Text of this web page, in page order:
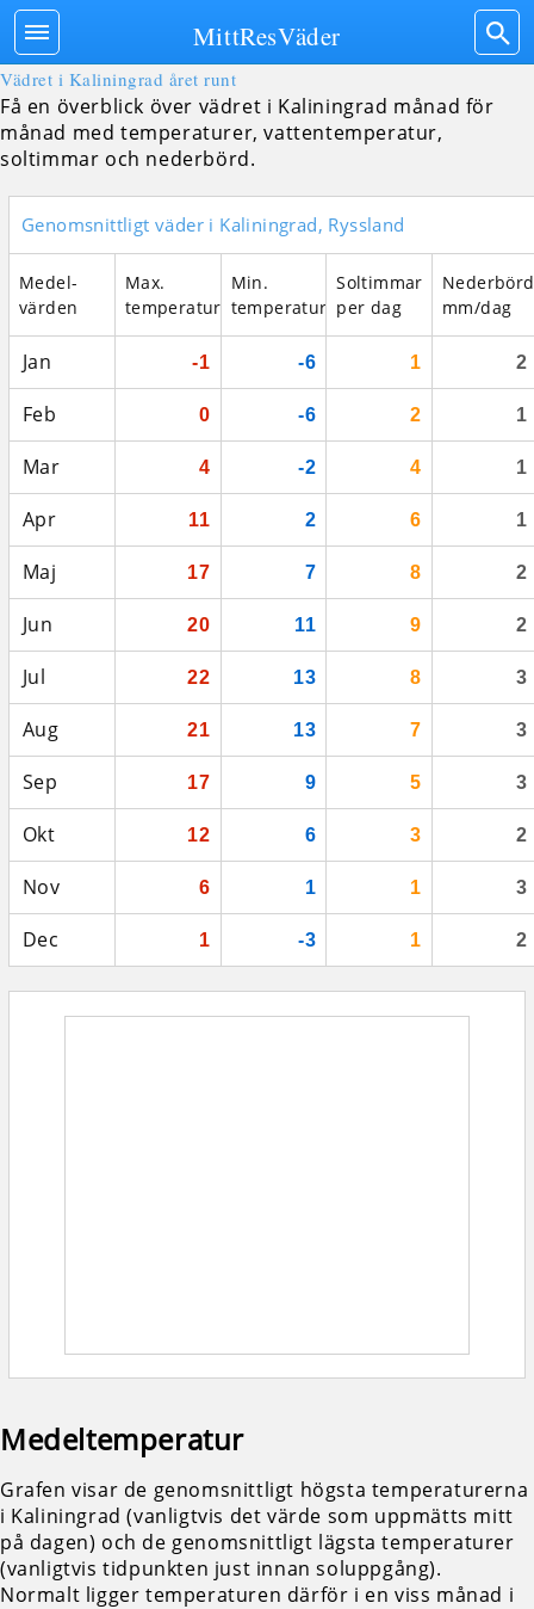
Vädret i Kaliningrad året runt
Få en överblick över vädret i Kaliningrad månad för
månad med temperaturer, vattentemperatur,
soltimmar och nederbörd.
Genomsnittligt väder i Kaliningrad, Ryssland
Medel­
värden
Max.
temperatur
Min.
temperatur
Soltimmar
per dag
Nederbörd
mm/dag
Jan -1 -6 1 2
Feb 0 -6 2 1
Mar 4 -2 4 1
Apr 11 2 6 1
Maj 17 7 8 2
Jun 20 11 9 2
Jul 22 13 8 3
Aug 21 13 7 3
Sep 17 9 5 3
Okt 12 6 3 2
Nov 6 1 1 3
Dec 1 -3 1 2
Medeltemperatur
Grafen visar de genomsnittligt högsta temperaturerna
i Kaliningrad (vanligtvis det värde som uppmätts mitt
på dagen) och de genomsnittligt lägsta temperaturer
(vanligtvis tidpunkten just innan soluppgång).
Normalt ligger temperaturen därför i en viss månad i
MittResVäder